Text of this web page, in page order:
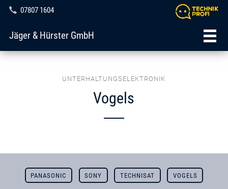
07807 1604
Jäger & Hürster GmbH
UNTERHALTUNGSELEKTRONIK
Vogels
PANASONIC SONY TECHNISAT VOGELS